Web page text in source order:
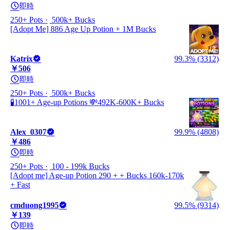
即時
250+ Pots
500k+ Bucks
[Adopt Me] 886 Age Up Potion + 1M Bucks
Katrix
99.3% (3312)
￥506
即時
250+ Pots
500k+ Bucks
🧪1001+ Age-up Potions 💸492K-600K+ Bucks
Alex_0307
99.9% (4808)
￥486
即時
250+ Pots
100 - 199k Bucks
[Adopt me] Age-up Potion 290 + + Bucks 160k-170k
+ Fast
cmduong1995
99.5% (9314)
￥139
即時